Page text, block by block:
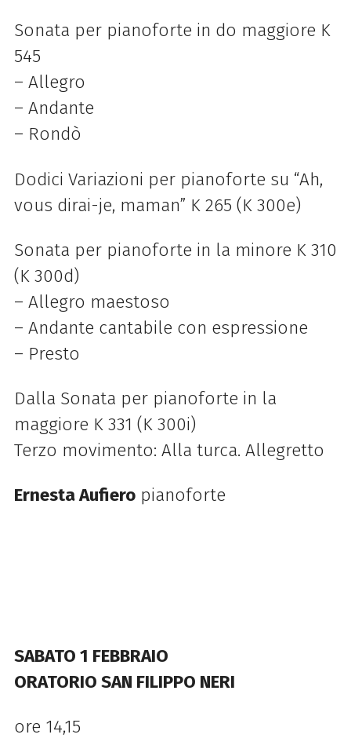
Sonata per pianoforte in do maggiore K
545
– Allegro
– Andante
– Rondò
Dodici Variazioni per pianoforte su “Ah,
vous dirai-je, maman” K 265 (K 300e)
Sonata per pianoforte in la minore K 310
(K 300d)
– Allegro maestoso
– Andante cantabile con espressione
– Presto
Dalla Sonata per pianoforte in la
maggiore K 331 (K 300i)
Terzo movimento: Alla turca. Allegretto
Ernesta Aufiero pianoforte
SABATO 1 FEBBRAIO
ORATORIO SAN FILIPPO NERI
ore 14,15